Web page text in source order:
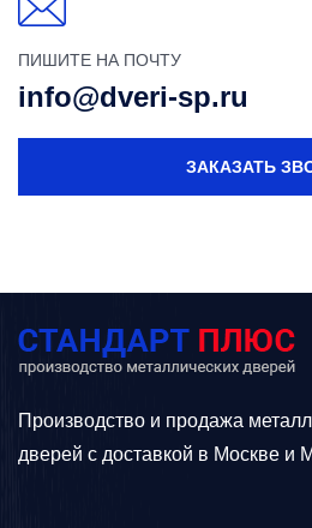
ПИШИТЕ НА ПОЧТУ
info@dveri-sp.ru
ЗАКАЗАТЬ
Производство и продажа
дверей с доставкой в Москве и